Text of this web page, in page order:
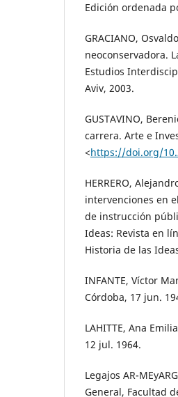
Edición ordenada
GRACIANO,
neoconservadora.
Estudios
Aviv, 2003.
GUSTAVINO,
carrera. Arte e
<https://doi.org/
HERRERO,
intervenciones en
de instrucción
Ideas: Revista en
Historia de las
INFANTE, Víctor
Córdoba, 17 jun.
LAHITTE, Ana
12 jul. 1964.
Legajos AR-
General, Facultad